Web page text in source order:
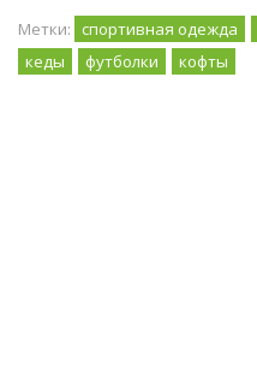
Метки: спортивная одежда
кеды
футболки кофты